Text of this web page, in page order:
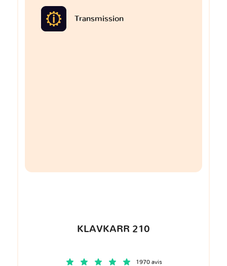
Transmission
KLAVKARR 210
1970 avis